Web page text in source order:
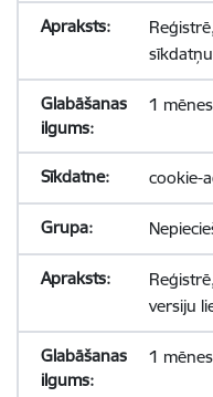
1
cookie-
versiju
1